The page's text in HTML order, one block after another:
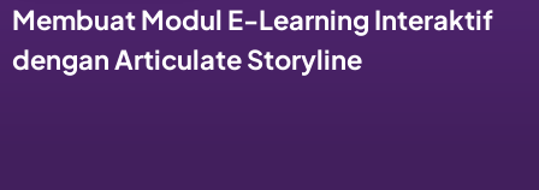
Membuat Modul E-Learning Interaktif
dengan Articulate Storyline